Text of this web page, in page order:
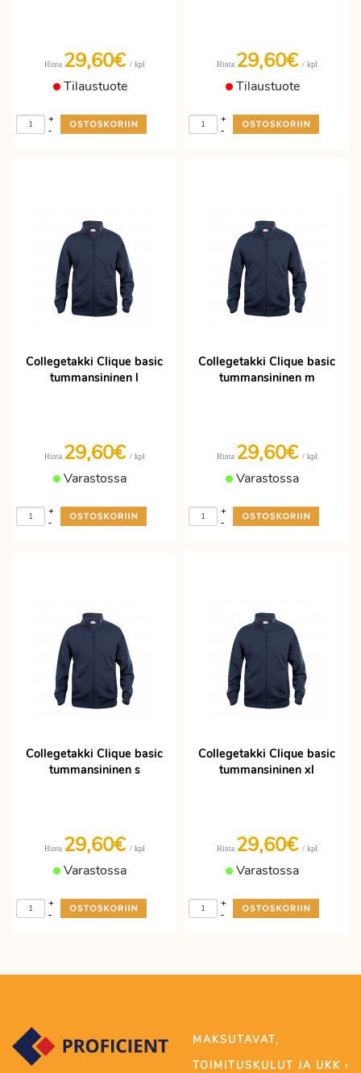
Hinta 29,60€ / kpl
Tilaustuote
-
+
Hinta 29,60€ / kpl
Tilaustuote
-
+
Collegetakki Clique basic
tummansininen l
Hinta 29,60€ / kpl
Varastossa
-
+
Collegetakki Clique basic
tummansininen m
Hinta 29,60€ / kpl
Varastossa
-
+
Collegetakki Clique basic
tummansininen s
Hinta 29,60€ / kpl
Varastossa
-
+
Collegetakki Clique basic
tummansininen xl
Hinta 29,60€ / kpl
Varastossa
-
+
MAKSUTAVAT,
TOIMITUSKULUT JA UKK ›